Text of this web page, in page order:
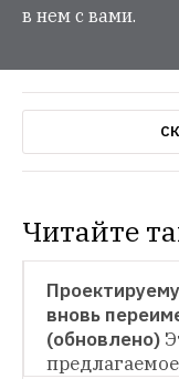
в нем с вами.
Читайте
НОВОСТИ
На станции
НОВОСТИ
вновь
(обновлено)